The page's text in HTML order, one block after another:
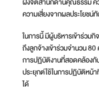
ความเสี่ยงจากผลประโยช
ในการนี้ มีผู้บริหารเข้าร่วม
ถึงลูกจ้างเข้าร่วมจำนวน 80
การปฏิบัติงานที่สอดคล้องกั
ประยุกต์ใช้ในการปฏิบัติหน้า
ได้